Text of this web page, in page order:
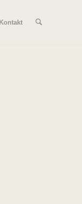
Kontakt